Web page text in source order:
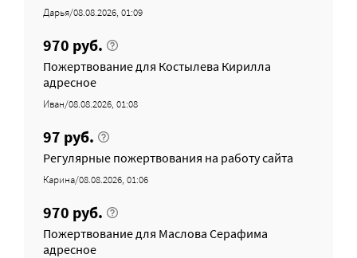
Дарья/08.08.2026, 01:09
970 руб.
Пожертвование для Костылева Кирилла
адресное
Иван/08.08.2026, 01:08
97 руб.
Регулярные пожертвования на работу сайта
Карина/08.08.2026, 01:06
970 руб.
Пожертвование для Маслова Серафима
адресное